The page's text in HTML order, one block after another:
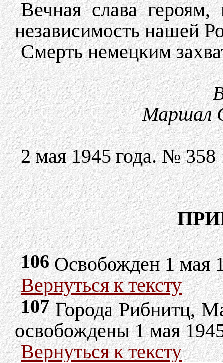
Вечная слава
независимость нашей
Смерть немецким
Маршал
2 мая 1945 года. № 358
106Освобожден 1 мая
Вернуться к тексту
107Города Рибнитц,
освобождены 1 мая
Вернуться к тексту